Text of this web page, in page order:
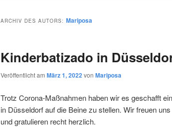
ARCHIV DES AUTORS: Mariposa
Kinderbatizado in
Veröffentlicht am März 1, 2022von Mariposa
Trotz Corona-Maßnahmen haben wir es geschafft
in Düsseldorf auf die Beine zu stellen. Wir freuen
und gratulieren recht herzlich.